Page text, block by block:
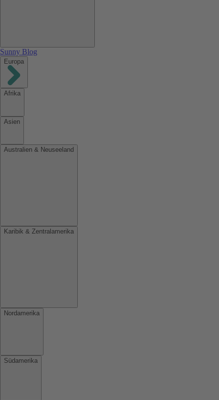
Sunny Blog
Europa
Afrika
Asien
Australien & Neuseeland
Karibik & Zentralamerika
Nordamerika
Südamerika